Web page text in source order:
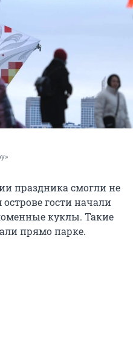
праздника смогли не
гости начали
куклы. Такие
прямо парке.